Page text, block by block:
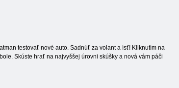
testovať nové auto. Sadnúť za volant a ísť! Kliknutím na
Skúste hrať na najvyššej úrovni skúšky a nová vám páči